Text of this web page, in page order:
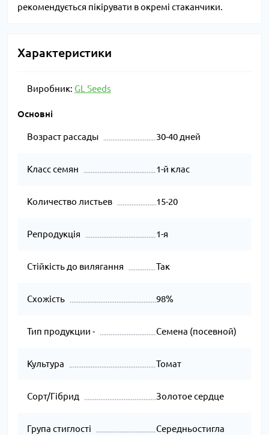
рекомендується пікірувати в окремі стаканчики.
Характеристики
Виробник: GL Seeds
Основні
Возраст рассады 30-40 дней
Класс семян 1-й клас
Количество листьев 15-20
Репродукція 1-я
Стійкість до вилягання Так
Схожість 98%
Тип продукции - Семена (посевной)
Культура Томат
Сорт/Гібрид Золотое сердце
Група стиглості Середньостигла